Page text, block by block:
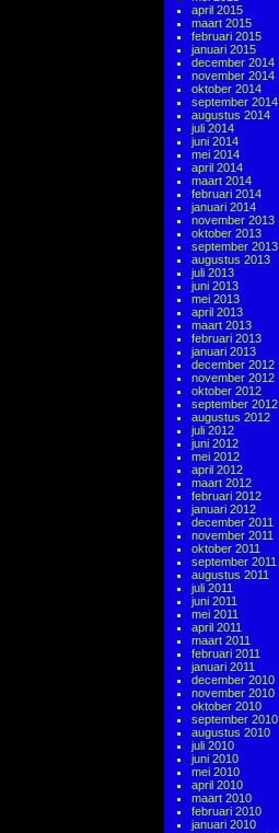
april 2015
maart 2015
februari 2015
januari 2015
december 2014
november 2014
oktober 2014
september 2014
augustus 2014
juli 2014
juni 2014
mei 2014
april 2014
maart 2014
februari 2014
januari 2014
november 2013
oktober 2013
september 2013
augustus 2013
juli 2013
juni 2013
mei 2013
april 2013
maart 2013
februari 2013
januari 2013
december 2012
november 2012
oktober 2012
september 2012
augustus 2012
juli 2012
juni 2012
mei 2012
april 2012
maart 2012
februari 2012
januari 2012
december 2011
november 2011
oktober 2011
september 2011
augustus 2011
juli 2011
juni 2011
mei 2011
april 2011
maart 2011
februari 2011
januari 2011
december 2010
november 2010
oktober 2010
september 2010
augustus 2010
juli 2010
juni 2010
mei 2010
april 2010
maart 2010
februari 2010
januari 2010